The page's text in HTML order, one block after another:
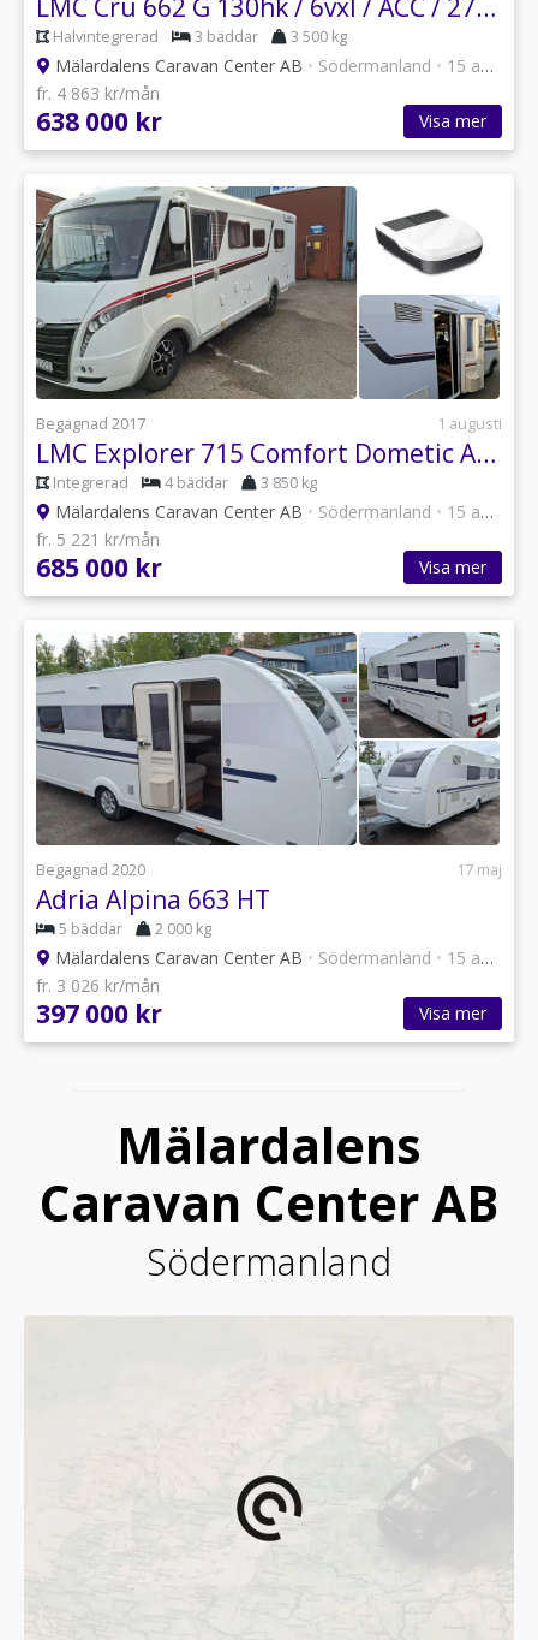
LMC Cru 662 G 130hk / 6vxl / ACC / 2750mil
Halvintegrerad 3 bäddar 3 500 kg
Mälardalens Caravan Center AB • Södermanland • 15 annonser
fr. 4 863 kr/mån
638 000 kr Visa mer
Begagnad 2017 1 augusti
LMC Explorer 715 Comfort Dometic ACC på köpet/Automat / Alde värme
Integrerad 4 bäddar 3 850 kg
Mälardalens Caravan Center AB • Södermanland • 15 annonser
fr. 5 221 kr/mån
685 000 kr Visa mer
Begagnad 2020 17 maj
Adria Alpina 663 HT
5 bäddar 2 000 kg
Mälardalens Caravan Center AB • Södermanland • 15 annonser
fr. 3 026 kr/mån
397 000 kr Visa mer
Mälardalens
Caravan Center AB
Södermanland